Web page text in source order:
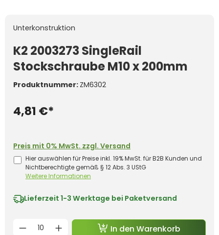
Unterkonstruktion
K2 2003273 SingleRail
Stockschraube M10 x 200mm
Produktnummer: ZM6302
4,81 €*
Preis mit 0% MwSt. zzgl. Versand
Hier auswählen für Preise inkl. 19% MwSt. für B2B Kunden und
Nichtberechtigte gemäß § 12 Abs. 3 UStG
Weitere Informationen
Lieferzeit 1-3 Werktage bei Paketversand
Produkt Anzahl: Gib den
In den Warenkorb